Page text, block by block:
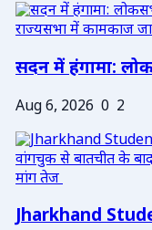
सदन में हंगामा:
Aug 6, 2026 0 2
Jharkhand